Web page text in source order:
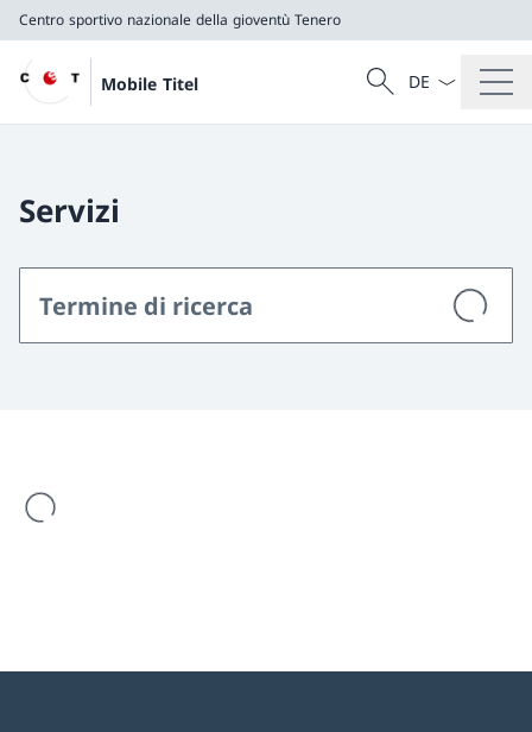
Centro sportivo nazionale della gioventù Tenero
Mobile Titel
Cercare
Ricerca
Dal menu a
Servizi
Il risultato della ricerca viene caricato